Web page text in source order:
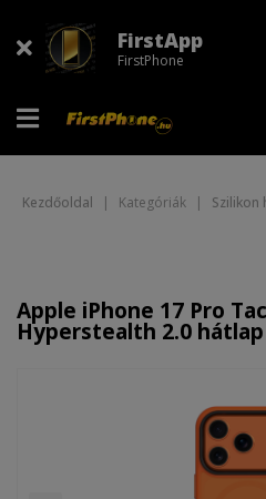
FirstApp
FirstPhone
Kezdőoldal | Kategóriák | Szilikon
Apple iPhone 17 Pro
Hyperstealth 2.0